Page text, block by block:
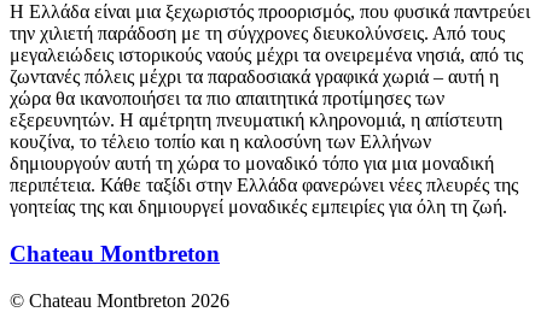
Η Ελλάδα είναι μια ξεχωριστός προορισμός, που φυσικά παντρεύει
την χιλιετή παράδοση με τη σύγχρονες διευκολύνσεις. Από τους
μεγαλειώδεις ιστορικούς ναούς μέχρι τα ονειρεμένα νησιά, από τις
ζωντανές πόλεις μέχρι τα παραδοσιακά γραφικά χωριά – αυτή η
χώρα θα ικανοποιήσει τα πιο απαιτητικά προτίμησες των
εξερευνητών. Η αμέτρητη πνευματική κληρονομιά, η απίστευτη
κουζίνα, το τέλειο τοπίο και η καλοσύνη των Ελλήνων
δημιουργούν αυτή τη χώρα το μοναδικό τόπο για μια μοναδική
περιπέτεια. Κάθε ταξίδι στην Ελλάδα φανερώνει νέες πλευρές της
γοητείας της και δημιουργεί μοναδικές εμπειρίες για όλη τη ζωή.
Chateau Montbreton
© Chateau Montbreton 2026